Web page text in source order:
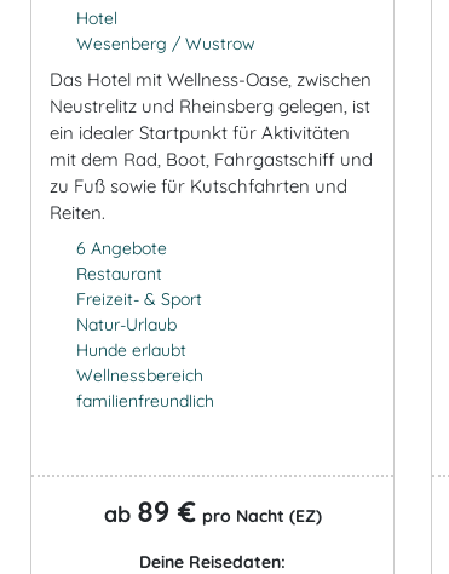
Hotel
Wesenberg / Wustrow
Das Hotel mit Wellness-Oase, zwischen
Neustrelitz und Rheinsberg gelegen, ist
ein idealer Startpunkt für Aktivitäten
mit dem Rad, Boot, Fahrgastschiff und
zu Fuß sowie für Kutschfahrten und
Reiten.
6 Angebote
Restaurant
Freizeit- & Sport
Natur-Urlaub
Hunde erlaubt
Wellnessbereich
familienfreundlich
ab 89 € pro Nacht (EZ)
Deine Reisedaten: